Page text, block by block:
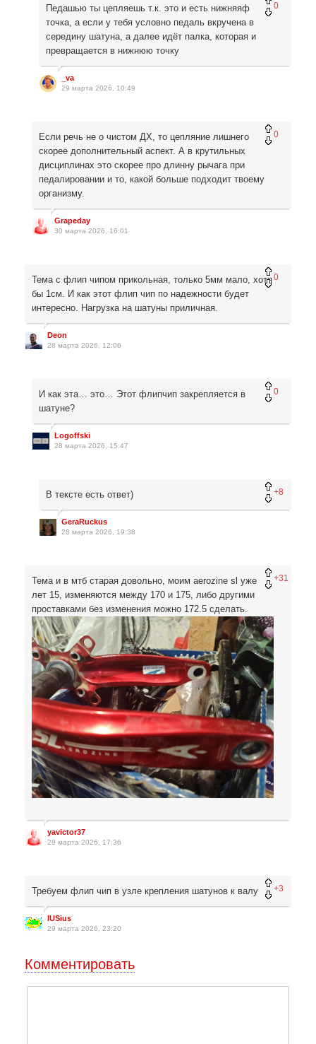
0
Педашью ты цепляешь т.к. это и есть нижняяф
точка, а если у тебя условно педаль вкручена в
середину шатуна, а далее идёт палка, которая и
превращается в нижнюю точку
_va
29 марта 2026, 10:49
0
Если речь не о чистом ДХ, то цепляние лишнего
скорее дополнительный аспект. А в крутильных
дисциплинах это скорее про длинну рычага при
педалировании и то, какой больше подходит твоему
организму.
Grapeday
30 марта 2026, 16:01
0
Тема с флип чипом прикольная, только 5мм мало, хотя
бы 1см. И как этот флип чип по надежности будет
интересно. Нагрузка на шатуны приличная.
Deon
28 марта 2026, 12:06
0
И как эта… это… Этот флипчип закрепляется в
шатуне?
Logoffski
28 марта 2026, 15:47
+8
В тексте есть ответ)
GeraRuckus
28 марта 2026, 19:38
+31
Тема и в мтб старая довольно, моим aerozine sl уже
лет 15, изменяются между 170 и 175, либо другими
проставками без изменения можно 172.5 сделать.
yavictor37
29 марта 2026, 17:36
+3
Требуем флип чип в узле крепления шатунов к валу
IUSius
29 марта 2026, 23:20
Комментировать